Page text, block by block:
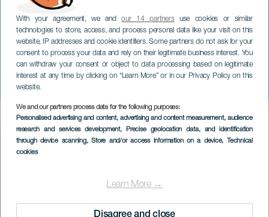
With your agreement, we andour 14 partnersuse cookies or similar
technologies to store, access, and process personal data like your visit on this
website, IP addresses and cookie identifiers. Some partners do not ask for your
consent to process your data and rely on their legitimate business interest. You
can withdraw your consent or object to data processing based on legitimate
interest at any time by clicking on “Learn More” or in our Privacy Policy on this
website.
We and our partners process data for the following purposes:
Personalised advertising and content, advertising and content measurement, audience
research and services development, Precise geolocation data, and identification
through device scanning, Store and/or access information on a device, Technical
cookies
Learn More →
Kleine tragedies
TENERIFE
Imagen
Listado